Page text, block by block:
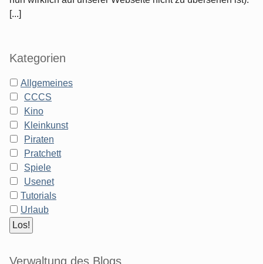
[...]
Kategorien
Allgemeines
CCCS
Kino
Kleinkunst
Piraten
Pratchett
Spiele
Usenet
Tutorials
Urlaub
Verwaltung des Blogs